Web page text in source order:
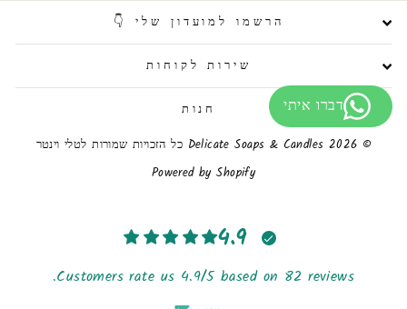
הרשמו למועדון שלי 👇
שירות לקוחות
חנות
© 2026 Delicate Soaps & Candles כל הזכויות שמורות לטלי וינטר
Powered by Shopify
4.9
Customers rate us 4.9/5 based on 82 reviews.